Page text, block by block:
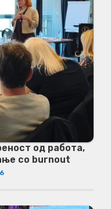
од работа,
со burnout